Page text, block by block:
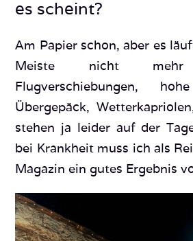
es scheint?
Am Papier schon, aber es
Meiste nicht mehr
Flugverschiebungen,
Übergepäck,
stehen ja leider auf der
bei Krankheit muss ich als
Magazin ein gutes Ergebnis